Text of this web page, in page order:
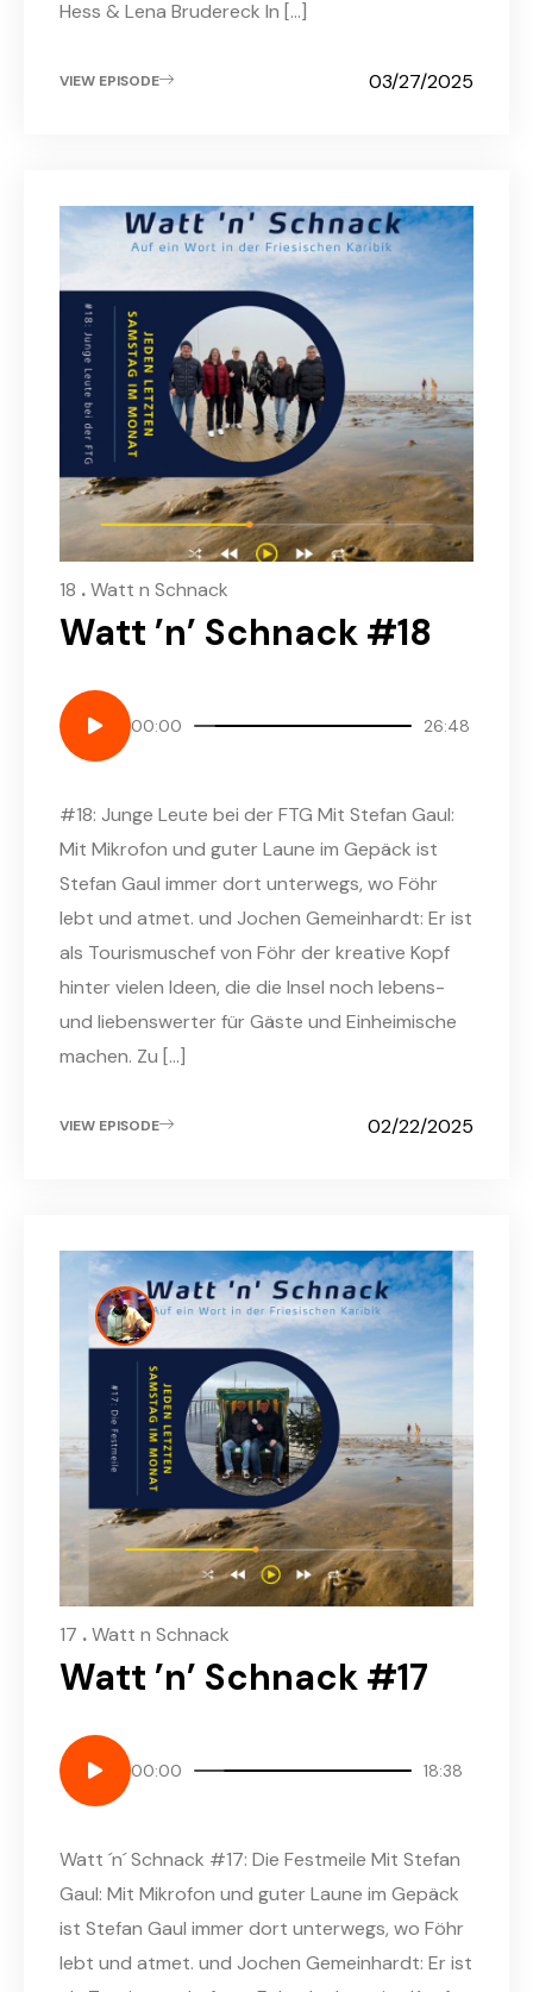
Hess & Lena Brudereck In […]
VIEW EPISODE 03/27/2025
18 .Watt n Schnack
Watt ’n’ Schnack #18
00:00 26:48
#18: Junge Leute bei der FTG Mit Stefan Gaul:
Mit Mikrofon und guter Laune im Gepäck ist
Stefan Gaul immer dort unterwegs, wo Föhr
lebt und atmet. und Jochen Gemeinhardt: Er ist
als Tourismuschef von Föhr der kreative Kopf
hinter vielen Ideen, die die Insel noch lebens-
und liebenswerter für Gäste und Einheimische
machen. Zu […]
VIEW EPISODE 02/22/2025
17 .Watt n Schnack
Watt ’n’ Schnack #17
00:00 18:38
Watt ´n´ Schnack #17: Die Festmeile Mit Stefan
Gaul: Mit Mikrofon und guter Laune im Gepäck
ist Stefan Gaul immer dort unterwegs, wo Föhr
lebt und atmet. und Jochen Gemeinhardt: Er ist